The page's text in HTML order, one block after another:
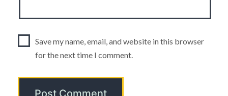
Save my name, email, and website in this browser
for the next time I comment.